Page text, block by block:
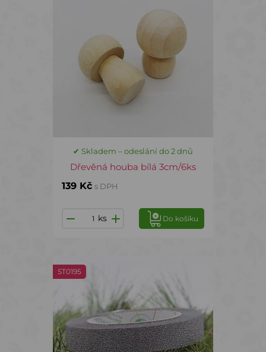
✔ Skladem – odeslání do 2 dnů
Dřevěná houba bílá 3cm/6ks
139 Kč s DPH
ks Do košíku
ST0195